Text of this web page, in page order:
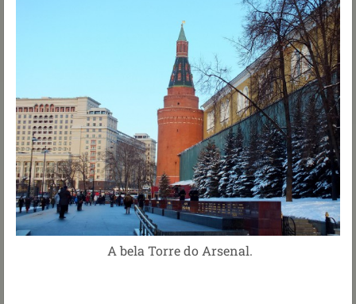
A bela Torre do Arsenal.